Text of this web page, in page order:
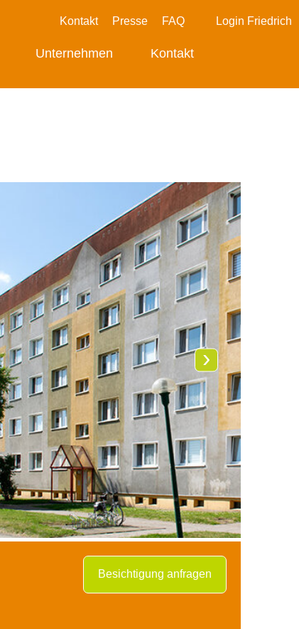
Kontakt Presse FAQ Login Friedrich
Unternehmen Kontakt
›
Besichtigung anfragen